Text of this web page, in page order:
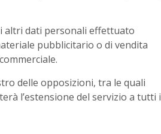
altri dati personali effettuato
pubblicitario o di vendita
delle opposizioni, tra le quali
l’estensione del servizio a tutti i